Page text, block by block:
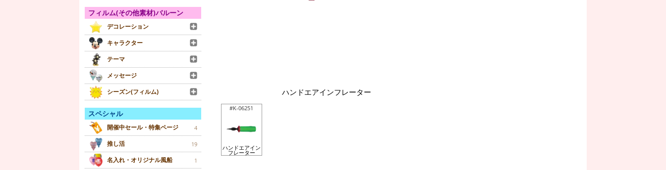
フィルム(その他素材)バルーン
デコレーション
キャラクター
テーマ
メッセージ
シーズン(フィルム)
スペシャル
開催中セール・特集ページ 4
推し活 19
名入れ・オリジナル風船 1
ハンドエアインフレーター
#K-06251
ハンドエアイン
フレーター